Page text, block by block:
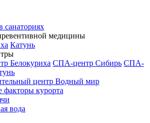
санаториях
медицины
Катунь
Белокуриха СПА-центр Сибирь СПА-
центр Водный мир
факторы курорта
вода